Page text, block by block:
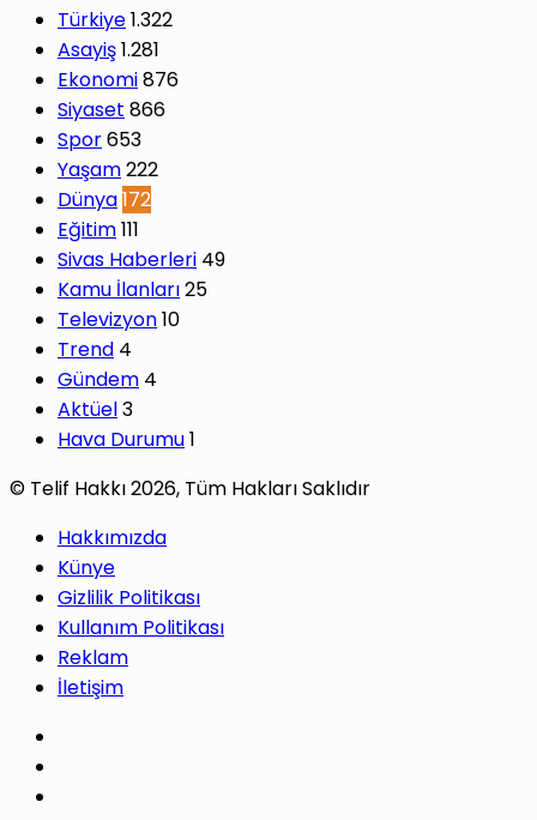
Türkiye1.322
Asayiş1.281
Ekonomi876
Siyaset 866
Spor653
Yaşam222
Dünya172
Eğitim111
Sivas Haberleri 49
Kamu İlanları25
Televizyon10
Trend 4
Gündem 4
Aktüel3
Hava Durumu1
© Telif Hakkı 2026, Tüm Hakları Saklıdır
Hakkımızda
Künye
Gizlilik Politikası
Kullanım Politikası
Reklam
İletişim